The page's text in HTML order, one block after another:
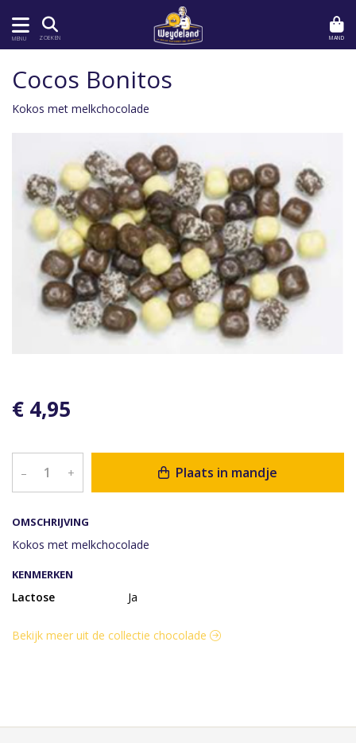
MENU ZOEKEN MAND
OMSCHRIJVING
Kokos met melkchocolade
Cocos Bonitos
Kokos met melkchocolade
€ 4,95
– + Plaats in mandje
KENMERKEN
Lactose Ja
Bekijk meer uit de collectie chocolade